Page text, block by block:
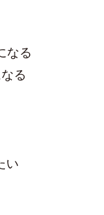
なる
る
い